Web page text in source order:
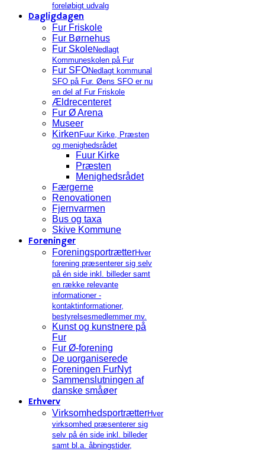
foreløbigt udvalg
Dagligdagen
Fur Friskole
Fur Børnehus
Fur SkoleNedlagt
Kommuneskolen på Fur
Fur SFONedlagt kommunal
SFO på Fur. Øens SFO er nu
en del af Fur Friskole
Ældrecenteret
Fur Ø Arena
Museer
Kirken Fuur Kirke, Præsten
og menighedsrådet
Fuur Kirke
Præsten
Menighedsrådet
Færgerne
Renovationen
Fjernvarmen
Bus og taxa
Skive Kommune
Foreninger
ForeningsportrætterHver
forening præsenterer sig selv
på én side inkl. billeder samt
en række relevante
informationer -
kontaktinformationer,
bestyrelsesmedlemmer mv.
Kunst og kunstnere på
Fur
Fur Ø-forening
De uorganiserede
Foreningen FurNyt
Sammenslutningen af
danske småøer
Erhverv
VirksomhedsportrætterHver
virksomhed præsenterer sig
selv på én side inkl. billeder
samt bl.a. åbningstider,